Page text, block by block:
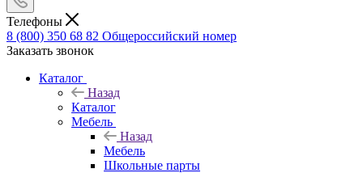
Телефоны
8 (800) 350 68 82 Общероссийский номер
Заказать звонок
Каталог
Назад
Каталог
Мебель
Назад
Мебель
Школьные парты